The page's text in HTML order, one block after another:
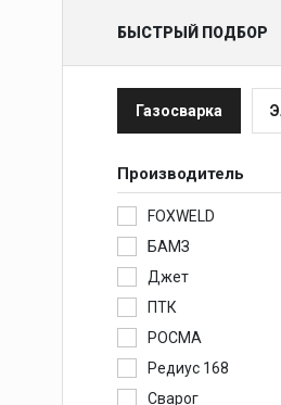
БЫСТРЫЙ ПОДБОР
Газосварка
Производитель
FOXWELD
БАМЗ
Джет
ПТК
РОСМА
Редиус 168
Сварог